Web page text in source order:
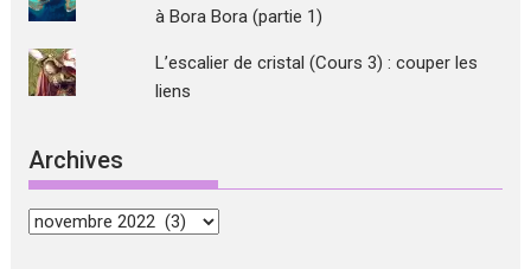
à Bora Bora (partie 1)
L’escalier de cristal (Cours 3) : couper les
liens
Archives
Archives